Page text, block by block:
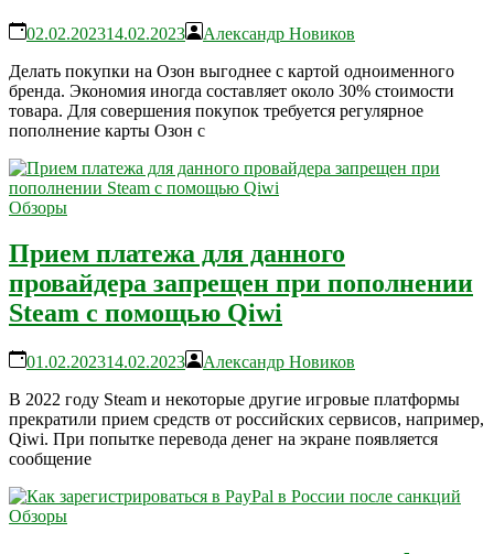
02.02.202314.02.2023
Александр Новиков
Делать покупки на Озон выгоднее с картой одноименного
бренда. Экономия иногда составляет около 30% стоимости
товара. Для совершения покупок требуется регулярное
пополнение карты Озон с
Обзоры
Прием платежа для данного
провайдера запрещен при пополнении
Steam с помощью Qiwi
01.02.202314.02.2023
Александр Новиков
В 2022 году Steam и некоторые другие игровые платформы
прекратили прием средств от российских сервисов, например,
Qiwi. При попытке перевода денег на экране появляется
сообщение
Обзоры